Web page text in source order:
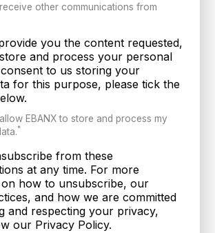
receive other communications from
you the content requested,
and process your personal
to us storing your
for this purpose, please tick the
allow EBANX to store and process my
*
from these
at any time. For more
how to unsubscribe, our
and how we are committed
and respecting your privacy,
our Privacy Policy.